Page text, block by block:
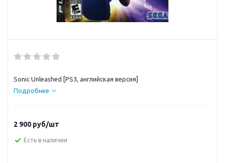
Sonic Unleashed [PS3, английская версия]
Подробнее
2 900 руб/шт
Есть в наличии